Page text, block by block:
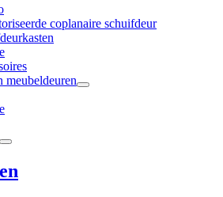
coplanaire schuifdeur
meubeldeuren